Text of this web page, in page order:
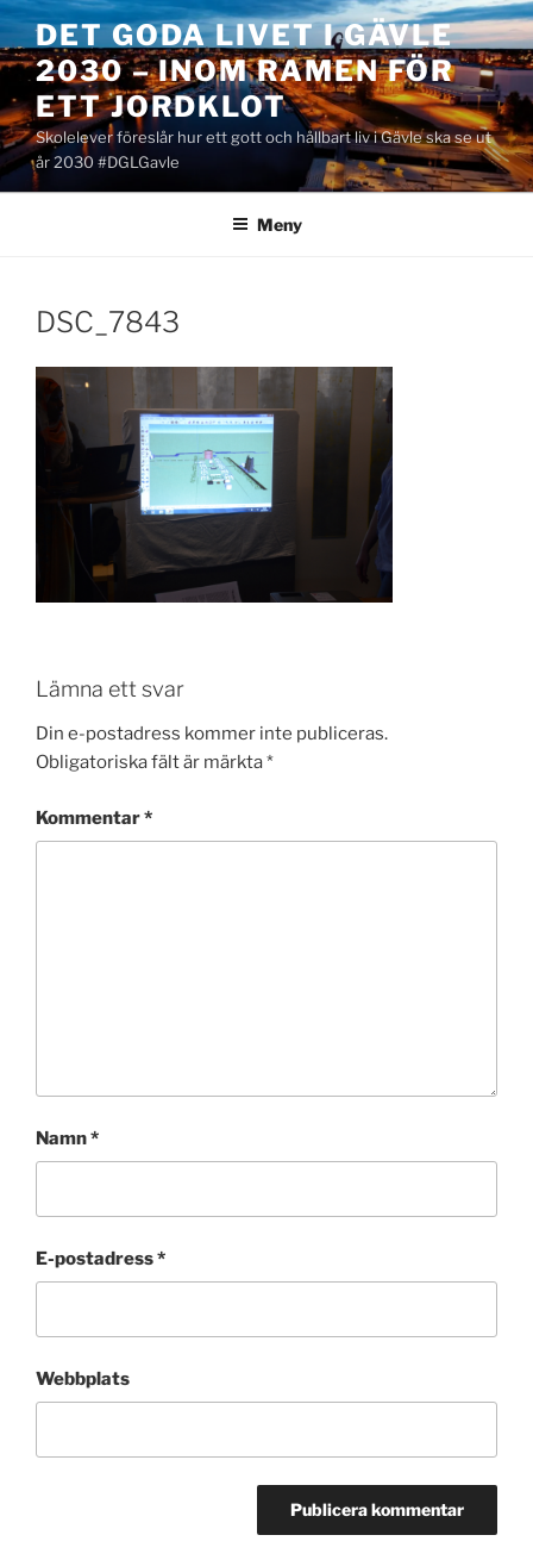
Hoppa
till
innehåll
DET GODA LIVET I GÄVLE
2030 – INOM RAMEN FÖR
ETT JORDKLOT
Skolelever föreslår hur ett gott och hållbart liv i Gävle ska se ut
år 2030 #DGLGavle
Meny
DSC_7843
Lämna ett svar
Din e-postadress kommer inte publiceras.
Obligatoriska fält är märkta*
Kommentar*
Namn*
E-postadress*
Webbplats